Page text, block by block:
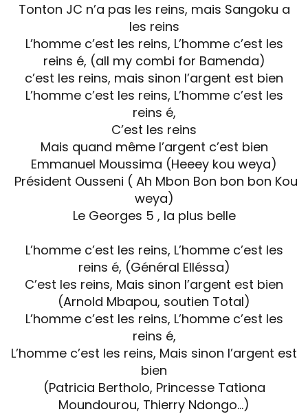
Tonton JC n’a pas les reins, mais Sangoku a
les reins
L’homme c’est les reins, L’homme c’est les
reins é, (all my combi for Bamenda)
c’est les reins, mais sinon l’argent est bien
L’homme c’est les reins, L’homme c’est les
reins é,
C’est les reins
Mais quand même l’argent c’est bien
Emmanuel Moussima (Heeey kou weya)
Président Ousseni ( Ah Mbon Bon bon bon Kou
weya)
Le Georges 5 , la plus belle
L’homme c’est les reins, L’homme c’est les
reins é, (Général Elléssa)
C’est les reins, Mais sinon l’argent est bien
(Arnold Mbapou, soutien Total)
L’homme c’est les reins, L’homme c’est les
reins é,
L’homme c’est les reins, Mais sinon l’argent est
bien
(Patricia Bertholo, Princesse Tationa
Moundourou, Thierry Ndongo…)